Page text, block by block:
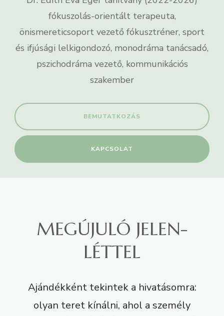
fókuszolás-orientált terapeuta,
önismereticsoport vezető fókusztréner, sport
és ifjúsági lelkigondozó, monodráma tanácsadó,
pszichodráma vezető, kommunikációs
szakember
BEMUTATKOZÁS
KAPCSOLAT
MEGÚJULÓ JELEN-
LÉTTEL
Ajándékként tekintek a hivatásomra:
olyan teret kínálni, ahol a személy